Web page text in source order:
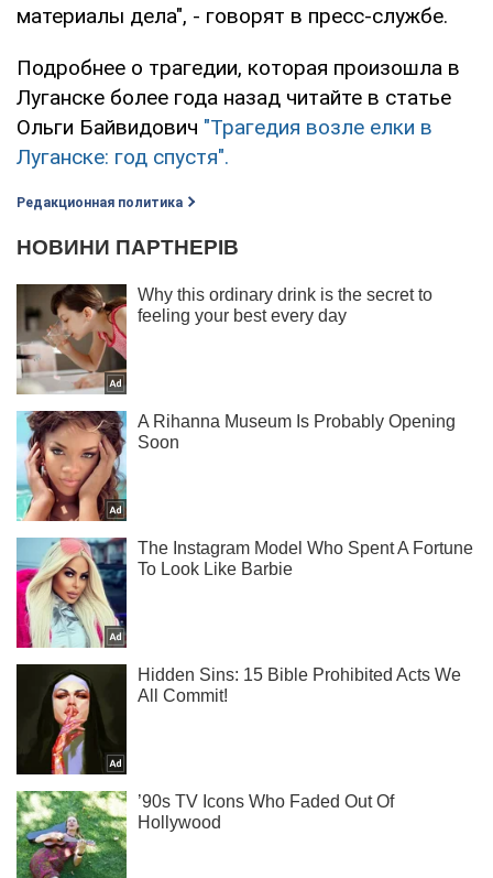
материалы дела", - говорят в пресс-службе.
Подробнее о трагедии, которая произошла в
Луганске более года назад читайте в статье
Ольги Байвидович "Трагедия возле елки в
Луганске: год спустя".
Редакционная политика